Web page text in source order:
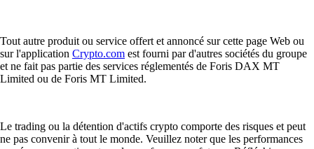
Tout autre produit ou service offert et annoncé sur cette page Web ou
sur l'application Crypto.com est fourni par d'autres sociétés du groupe
et ne fait pas partie des services réglementés de Foris DAX MT
Limited ou de Foris MT Limited.
Le trading ou la détention d'actifs crypto comporte des risques et peut
ne pas convenir à tout le monde. Veuillez noter que les performances